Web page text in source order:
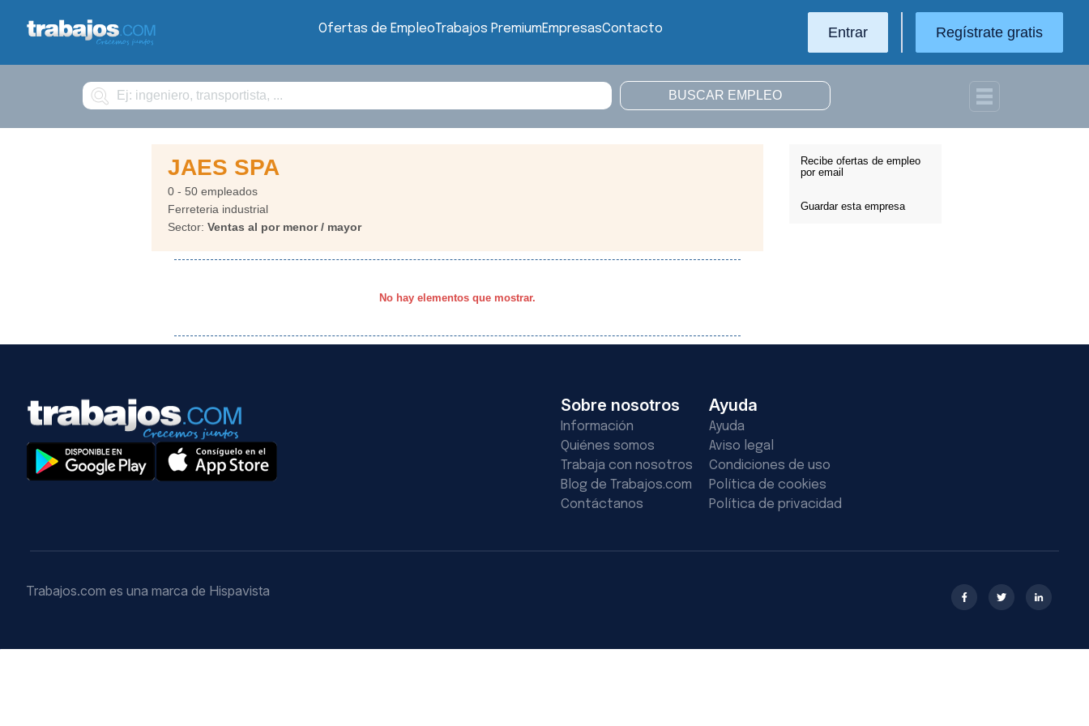
Ofertas de EmpleoTrabajos PremiumEmpresasContacto Entrar Regístrate gratis
Buscar
Recibe ofertas de empleo
por email
Guardar esta empresa
JAES SPA
0 - 50 empleados
Ferreteria industrial
Sector: Ventas al por menor / mayor
No hay elementos que mostrar.
Sobre nosotros
Información
Quiénes somos
Trabaja con nosotros
Blog de Trabajos.com
Contáctanos
Ayuda
Ayuda
Aviso legal
Condiciones de uso
Política de cookies
Política de privacidad
Trabajos.com es una marca de Hispavista